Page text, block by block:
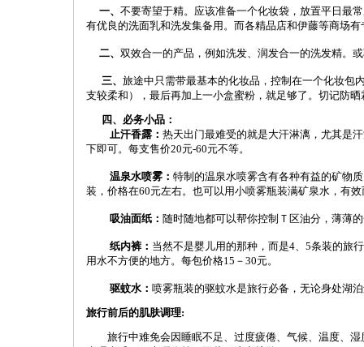
一、 不要寄望于精。应该准备一个化妆袋，放置平日最
有优良的洗面乳和洗发集备用。而各精品店和伊藤等商场
二、 双效合一的产品，例如洗发、润发合一的洗发精。
三、 旅途中只需带最基本的化妆品，控制在一个化妆包
支较柔和），最后再加上一小盒蜜粉，就足够了。切记防晒
四、必务小品：
止汗香露： 热天出门最难受的就是大汗淋漓，尤其是
下即可。每支售价20元-60元不等。
温泉水喷雾： 特制的温泉水喷雾含有各种有益的矿物
装，价格在60元左右。也可以用小喷雾瓶装满矿泉水，有
吸油面纸： 随时随地都可以帮你控制Ｔ区油分，薄薄
纸内裤： 当然不是婴儿用的那种，而是4、5条装的旅
用水不方便的地方。每包价格15－30元。
驱蚊水： 喷雾瓶装的驱蚊水是旅行必备，无论身处湖
旅行前后的肌肤调理:
旅行中难免会因睡眠不足、过度疲倦、气候、温度、湿